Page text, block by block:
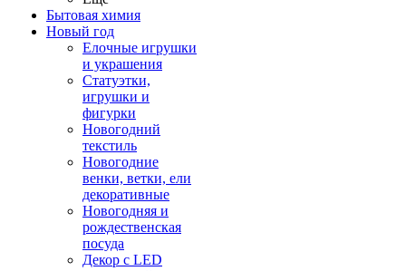
Бытовая химия
Новый год
Елочные игрушки
и украшения
Статуэтки,
игрушки и
фигурки
Новогодний
текстиль
Новогодние
венки, ветки, ели
декоративные
Новогодняя и
рождественская
посуда
Декор с LED